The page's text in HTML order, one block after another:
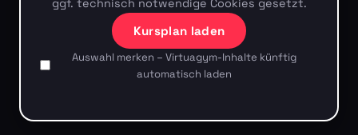
ggf. technisch notwendige Cookies gesetzt.
Kursplan laden
Auswahl merken – Virtuagym-Inhalte künftig
automatisch laden